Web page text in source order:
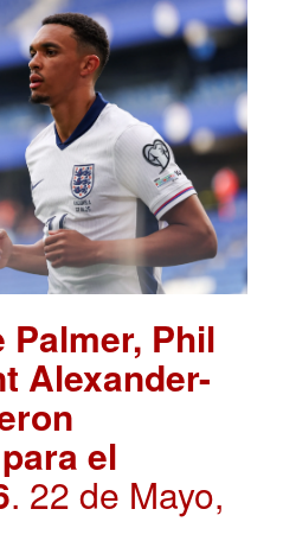
Palmer, Phil
Alexander-
el
. 22 de Mayo,